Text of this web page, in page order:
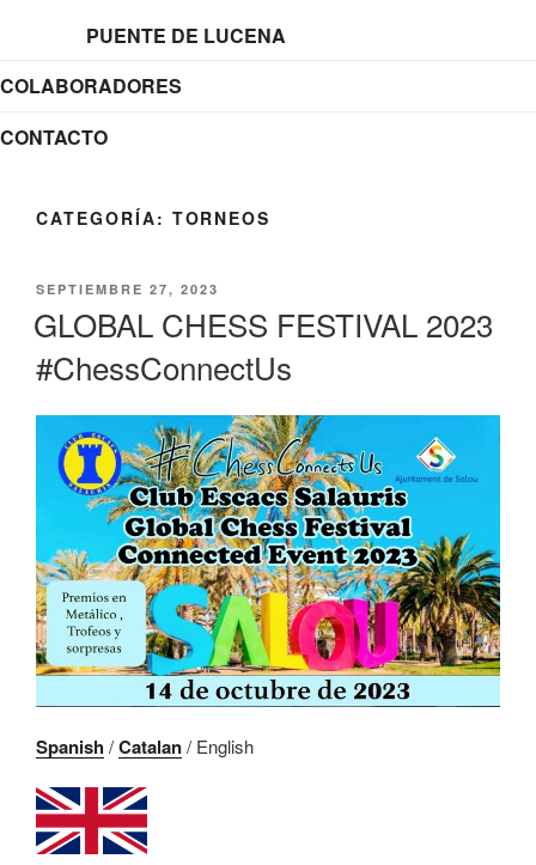
PUENTE DE LUCENA
COLABORADORES
CONTACTO
CATEGORÍA: TORNEOS
PUBLICADO
SEPTIEMBRE 27, 2023
GLOBAL CHESS FESTIVAL 2023
#ChessConnectUs
Spanish/Catalan/ English